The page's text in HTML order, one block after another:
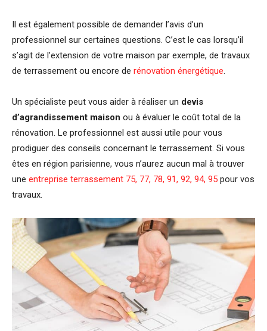
Il est également possible de demander l’avis d’un
professionnel sur certaines questions. C’est le cas lorsqu’il
s’agit de l’extension de votre maison par exemple, de travaux
de terrassement ou encore de rénovation énergétique.
Un spécialiste peut vous aider à réaliser un devis
d’agrandissement maison ou à évaluer le coût total de la
rénovation. Le professionnel est aussi utile pour vous
prodiguer des conseils concernant le terrassement. Si vous
êtes en région parisienne, vous n’aurez aucun mal à trouver
une entreprise terrassement 75, 77, 78, 91, 92, 94, 95 pour vos
travaux.